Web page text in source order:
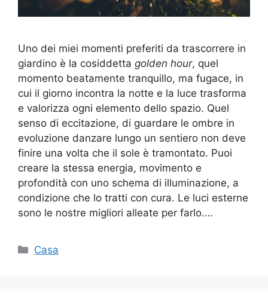
Uno dei miei momenti preferiti da trascorrere in
giardino è la cosiddetta golden hour, quel
momento beatamente tranquillo, ma fugace, in
cui il giorno incontra la notte e la luce trasforma
e valorizza ogni elemento dello spazio. Quel
senso di eccitazione, di guardare le ombre in
evoluzione danzare lungo un sentiero non deve
finire una volta che il sole è tramontato. Puoi
creare la stessa energia, movimento e
profondità con uno schema di illuminazione, a
condizione che lo tratti con cura. Le luci esterne
sono le nostre migliori alleate per farlo.…
Categorie
Casa